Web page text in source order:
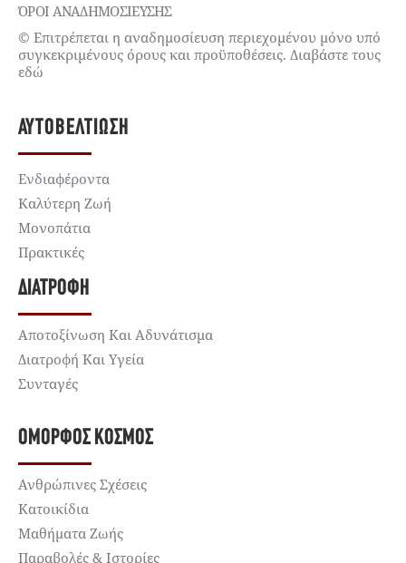
ΌΡΟΙ ΑΝΑΔΗΜΟΣΙΕΥΣΗΣ
© Επιτρέπεται η αναδημοσίευση περιεχομένου μόνο υπό
συγκεκριμένους όρους και προϋποθέσεις. Διαβάστε τους
εδώ
ΑΥΤΟΒΕΛΤΊΩΣΗ
Ενδιαφέροντα
Καλύτερη Ζωή
Μονοπάτια
Πρακτικές
ΔΙΑΤΡΟΦΉ
Αποτοξίνωση Και Αδυνάτισμα
Διατροφή Και Υγεία
Συνταγές
ΌΜΟΡΦΟΣ ΚΌΣΜΟΣ
Ανθρώπινες Σχέσεις
Κατοικίδια
Μαθήματα Ζωής
Παραβολές & Ιστορίες